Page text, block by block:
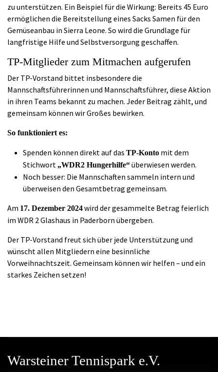
zu unterstützen. Ein Beispiel für die Wirkung: Bereits 45 Euro
ermöglichen die Bereitstellung eines Sacks Samen für den
Gemüseanbau in Sierra Leone. So wird die Grundlage für
langfristige Hilfe und Selbstversorgung geschaffen.
TP-Mitglieder zum Mitmachen aufgerufen
Der TP-Vorstand bittet insbesondere die
Mannschaftsführerinnen und Mannschaftsführer, diese Aktion
in ihren Teams bekannt zu machen. Jeder Beitrag zählt, und
gemeinsam können wir Großes bewirken.
So funktioniert es:
Spenden können direkt auf das TP-Konto mit dem
Stichwort „WDR2 Hungerhilfe“überwiesen werden.
Noch besser: Die Mannschaften sammeln intern und
überweisen den Gesamtbetrag gemeinsam.
Am 17. Dezember 2024wird der gesammelte Betrag feierlich
im WDR 2 Glashaus in Paderborn übergeben.
Der TP-Vorstand freut sich über jede Unterstützung und
wünscht allen Mitgliedern eine besinnliche
Vorweihnachtszeit. Gemeinsam können wir helfen – und ein
starkes Zeichen setzen!
Warsteiner Tennispark e.V.